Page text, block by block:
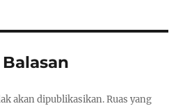
akan dipublikasikan. Ruas yang